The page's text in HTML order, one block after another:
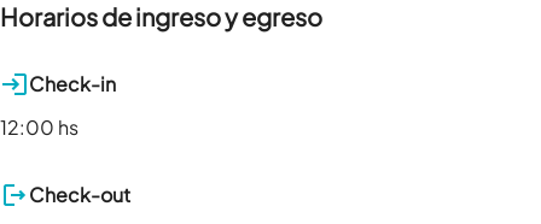
Horarios de ingreso y egreso
Check-in
12:00 hs
Check-out